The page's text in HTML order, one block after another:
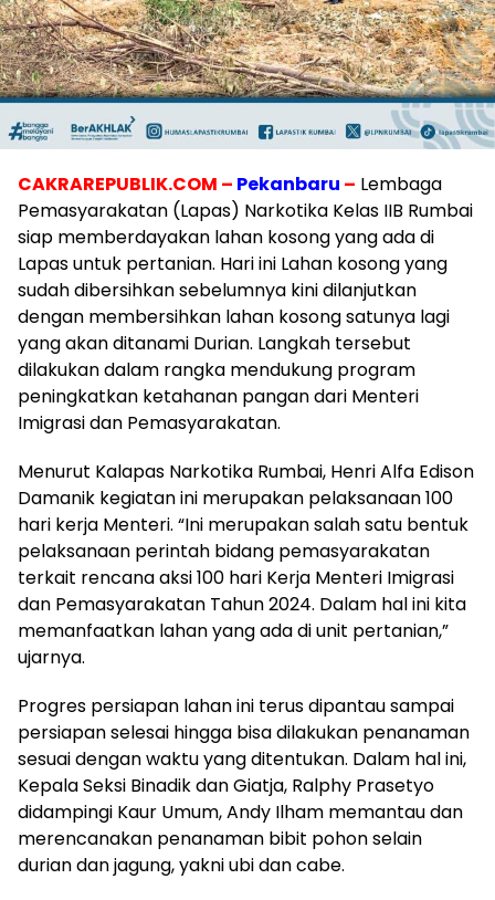
CAKRAREPUBLIK.COM – Pekanbaru – Lembaga
Pemasyarakatan (Lapas) Narkotika Kelas IIB Rumbai
siap memberdayakan lahan kosong yang ada di
Lapas untuk pertanian. Hari ini Lahan kosong yang
sudah dibersihkan sebelumnya kini dilanjutkan
dengan membersihkan lahan kosong satunya lagi
yang akan ditanami Durian. Langkah tersebut
dilakukan dalam rangka mendukung program
peningkatkan ketahanan pangan dari Menteri
Imigrasi dan Pemasyarakatan.
Menurut Kalapas Narkotika Rumbai, Henri Alfa Edison
Damanik kegiatan ini merupakan pelaksanaan 100
hari kerja Menteri. “Ini merupakan salah satu bentuk
pelaksanaan perintah bidang pemasyarakatan
terkait rencana aksi 100 hari Kerja Menteri Imigrasi
dan Pemasyarakatan Tahun 2024. Dalam hal ini kita
memanfaatkan lahan yang ada di unit pertanian,”
ujarnya.
Progres persiapan lahan ini terus dipantau sampai
persiapan selesai hingga bisa dilakukan penanaman
sesuai dengan waktu yang ditentukan. Dalam hal ini,
Kepala Seksi Binadik dan Giatja, Ralphy Prasetyo
didampingi Kaur Umum, Andy Ilham memantau dan
merencanakan penanaman bibit pohon selain
durian dan jagung, yakni ubi dan cabe.